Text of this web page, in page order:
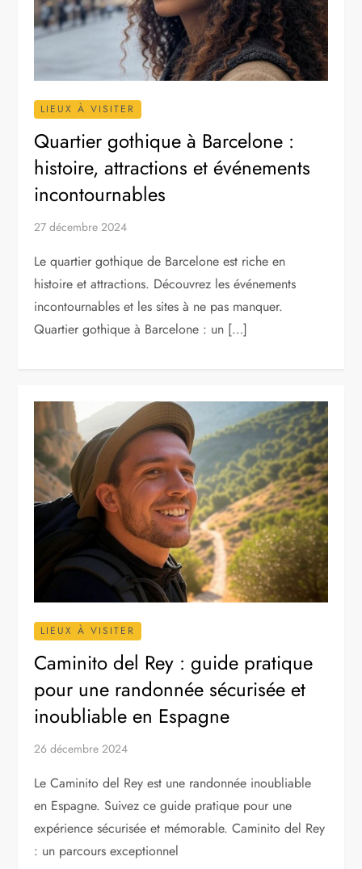
LIEUX À VISITER
Quartier gothique à Barcelone :
histoire, attractions et événements
incontournables
27 décembre 2024
Le quartier gothique de Barcelone est riche en
histoire et attractions. Découvrez les événements
incontournables et les sites à ne pas manquer.
Quartier gothique à Barcelone : un […]
LIEUX À VISITER
Caminito del Rey : guide pratique
pour une randonnée sécurisée et
inoubliable en Espagne
26 décembre 2024
Le Caminito del Rey est une randonnée inoubliable
en Espagne. Suivez ce guide pratique pour une
expérience sécurisée et mémorable. Caminito del Rey
: un parcours exceptionnel